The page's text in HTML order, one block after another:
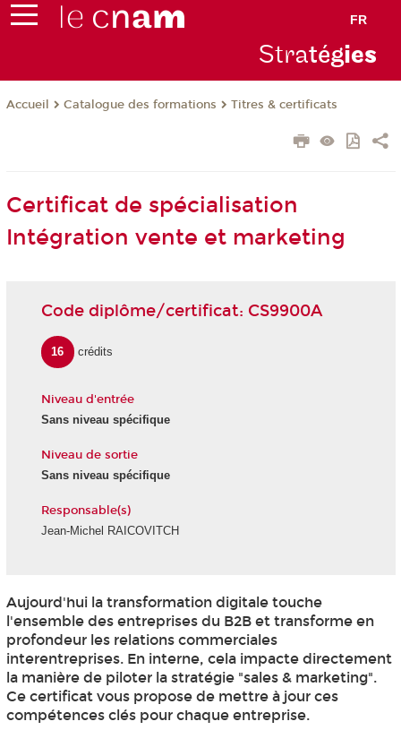
FR
Stratégies
Accueil Catalogue des formations Titres & certificats
Certificat de spécialisation
Intégration vente et marketing
Code diplôme/certificat: CS9900A
16 crédits
Niveau d'entrée
Sans niveau spécifique
Niveau de sortie
Sans niveau spécifique
Responsable(s)
Jean-Michel RAICOVITCH
Aujourd'hui la transformation digitale touche
l'ensemble des entreprises du B2B et transforme en
profondeur les relations commerciales
interentreprises. En interne, cela impacte directement
la manière de piloter la stratégie "sales & marketing".
Ce certificat vous propose de mettre à jour ces
compétences clés pour chaque entreprise.